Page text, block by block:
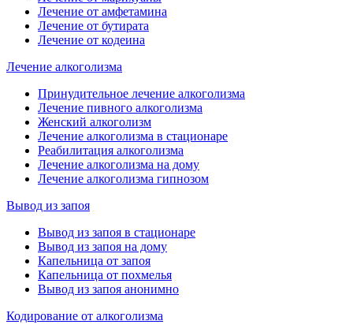
Лечение от амфетамина
Лечение от бутирата
Лечение от кодеина
Лечение алкоголизма
Принудительное лечение алкоголизма
Лечение пивного алкоголизма
Женский алкоголизм
Лечение алкоголизма в стационаре
Реабилитация алкоголизма
Лечение алкоголизма на дому
Лечение алкоголизма гипнозом
Вывод из запоя
Вывод из запоя в стационаре
Вывод из запоя на дому
Капельница от запоя
Капельница от похмелья
Вывод из запоя анонимно
Кодирование от алкоголизма